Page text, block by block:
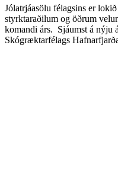
Jólatrjáasölu félagsins er
styrktaraðilum og öðrum
komandi árs. Sjáumst á nýju
Skógræktarfélags